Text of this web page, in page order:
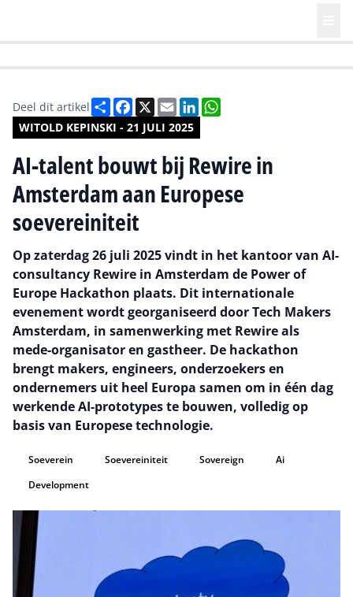
WITOLD KEPINSKI - 21 JULI 2025
Deel dit artikel DeelFacebook
X EmailLinkedIn
AI-talent bouwt bij Rewire in
Amsterdam aan Europese
soevereiniteit
Op zaterdag 26 juli 2025 vindt in het kantoor van AI-
consultancy Rewire in Amsterdam de Power of
Europe Hackathon plaats. Dit internationale
evenement wordt georganiseerd door Tech Makers
Amsterdam, in samenwerking met Rewire als
mede-organisator en gastheer. De hackathon
brengt makers, engineers, onderzoekers en
ondernemers uit heel Europa samen om in één dag
werkende AI-prototypes te bouwen, volledig op
basis van Europese technologie.
Soeverein Soevereiniteit Sovereign
Ai
Development